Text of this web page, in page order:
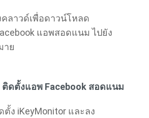
คลาวด์เพื่อดาวน์โหลด
แอพสอดแนม ไปยัง
าย
ติดตั้งแอพ Facebook สอดแนม
ตั้ง iKeyMonitor และลง